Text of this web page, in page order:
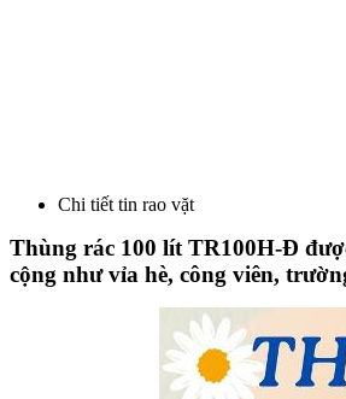
Chi tiết tin rao vặt
Thùng rác 100 lít TR100H-Đ
cộng như vỉa hè, công viên,